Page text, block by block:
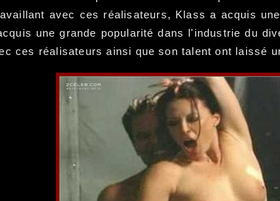
avec ces réalisateurs, Klass a acquis
une grande popularité dans l'industrie du
ces réalisateurs ainsi que son talent ont laissé